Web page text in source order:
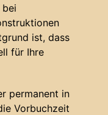
ist, dass
für Ihre
permanent in
Vorbuchzeit